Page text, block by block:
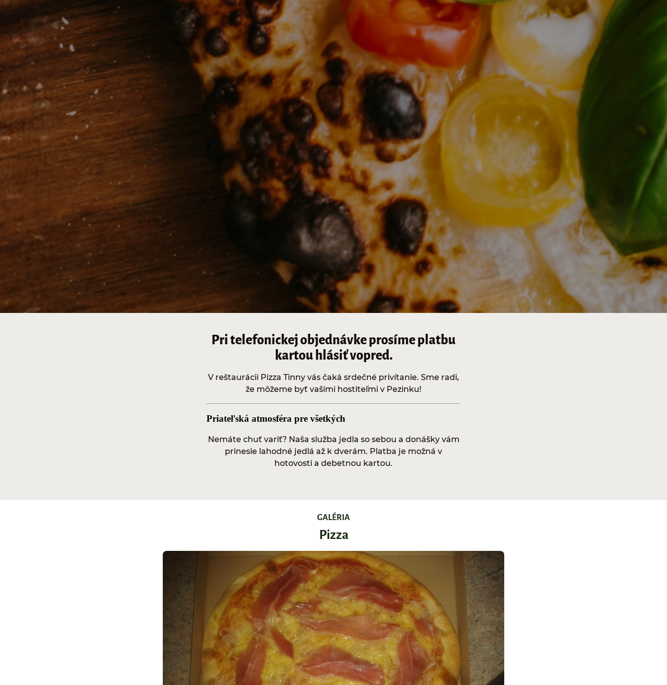
Pri telefonickej objednávke prosíme platbu
kartou hlásiť vopred.
V reštaurácii Pizza Tinny vás čaká srdečné privítanie. Sme radi,
že môžeme byť vašimi hostiteľmi v Pezinku!
Priateľská atmosféra pre všetkých
Nemáte chuť variť? Naša služba jedla so sebou a donášky vám
prinesie lahodné jedlá až k dverám. Platba je možná v
hotovosti a debetnou kartou.
GALÉRIA
Pizza